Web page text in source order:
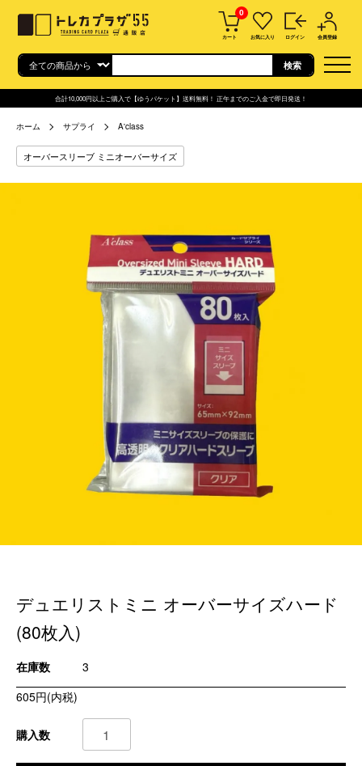
0
カート お気に入り ログイン 会員登録
合計10,000円以上ご購入で【ゆうパケット】送料無料！ 正午までのご入金で即日発送！
ホーム サプライ A'class
オーバースリーブ ミニオーバーサイズ
デュエリストミニ オーバーサイズハード
(80枚入)
在庫数
3
605円(内税)
購入数